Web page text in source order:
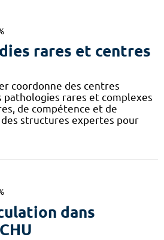
rares et centres
coordonne des centres
rares et complexes
de compétence et de
structures expertes pour
dans